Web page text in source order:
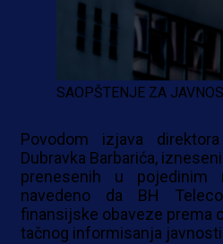
SAOPŠTENJE ZA
Povodom izjava
Dubravka Barbarića,
prenesenih u
navedeno da BH
finansijske obaveze prema
tačnog informisanja